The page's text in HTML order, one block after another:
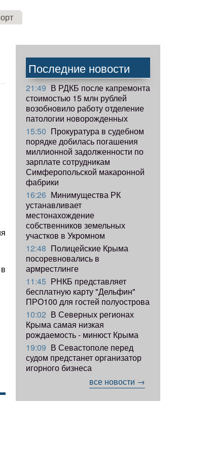
Последние новости
21:49 В РДКБ после капремонта
стоимостью 15 млн рублей
возобновило работу отделение
патологии новорожденных
15:50 Прокуратура в судебном
порядке добилась погашения
миллионной задолженности по
зарплате сотрудникам
Симферопольской макаронной
фабрики
16:26 Минимущества РК
устанавливает
местонахождение
собственников земельных
участков в Укромном
12:48 Полицейские Крыма
посоревновались в
армрестлинге
11:45 РНКБ представляет
бесплатную карту "Дельфин"
ПРО100 для гостей полуострова
10:02 В Северных регионах
Крыма самая низкая
рождаемость - минюст Крыма
19:09 В Севастополе перед
судом предстанет организатор
игорного бизнеса
все новости →